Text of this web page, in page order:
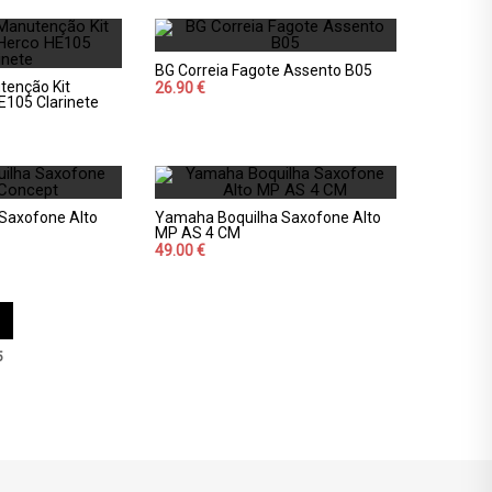
Kit
Clarinete
BG Correia Fagote Assento B05
26.90 €
Alto
Yamaha Boquilha Saxofone Alto
MP AS 4 CM
49.00 €